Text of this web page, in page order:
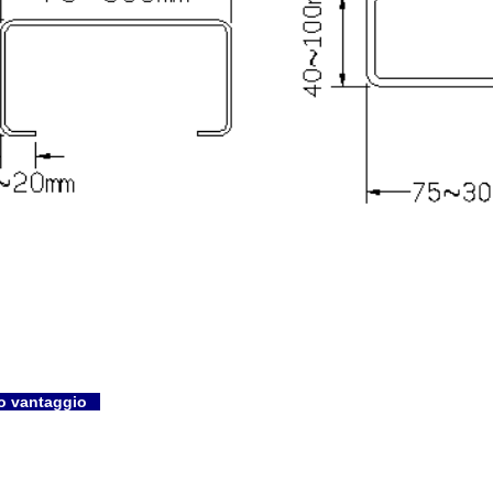
vantaggio